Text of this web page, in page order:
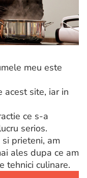
meu este
acest site, iar in
ce s-a
serios.
prieteni, am
ales dupa ce am
tehnici culinare.